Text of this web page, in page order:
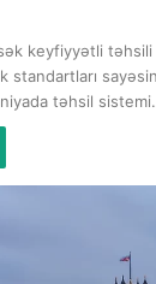
keyfiyyətli təhsili
standartları
təhsil